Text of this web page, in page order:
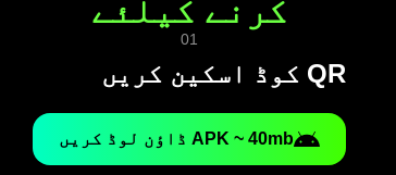
کرنے کیلئے
01
QR کوڈ اسکین کریں
APK ~ 40mb ڈاؤن لوڈ کریں